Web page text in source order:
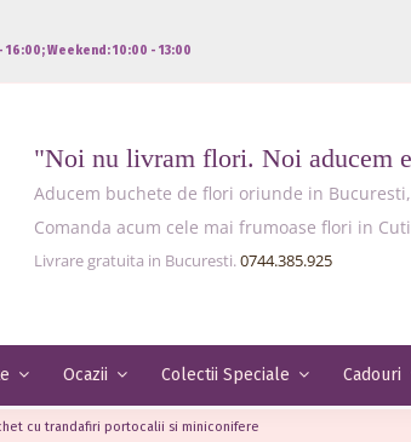
Weekend: 10:00 - 13:00
"Noi nu livram flori. Noi aducem
Aducem buchete de flori oriunde in
Comanda acum cele mai frumoase flori in
Livrare gratuita in Bucuresti. 0744.385.925
Ocazii Colectii Speciale Cadouri
cu trandafiri portocalii si miniconifere